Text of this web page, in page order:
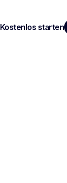
Kostenlos starten